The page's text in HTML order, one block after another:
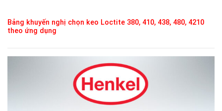
Bảng khuyến nghị chọn keo Loctite 380, 410, 438, 480, 4210
theo ứng dụng